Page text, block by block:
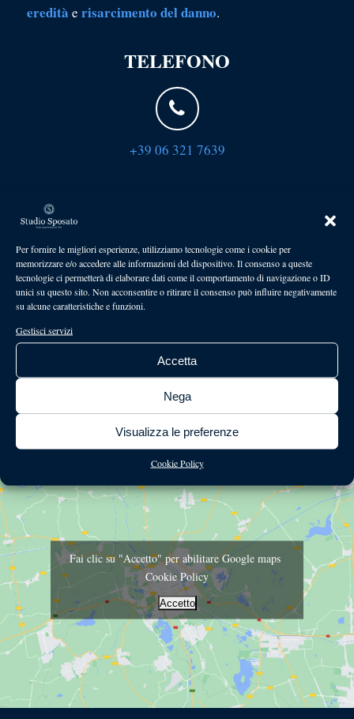
Per fornire le migliori esperienze, utilizziamo tecnologie come i cookie per
memorizzare e/o accedere alle informazioni del dispositivo. Il consenso a queste
tecnologie ci permetterà di elaborare dati come il comportamento di navigazione o ID
unici su questo sito. Non acconsentire o ritirare il consenso può influire negativamente
su alcune caratteristiche e funzioni.
Gestisci servizi
Accetta
Nega
Visualizza le preferenze
Cookie Policy
eredità e risarcimento del danno.
TELEFONO
+39 06 321 7639
info@sposatolaw.it
APPUNTAMENTO
Prenota
Fai clic su "Accetto" per abilitare Google maps
Cookie Policy
Accetto